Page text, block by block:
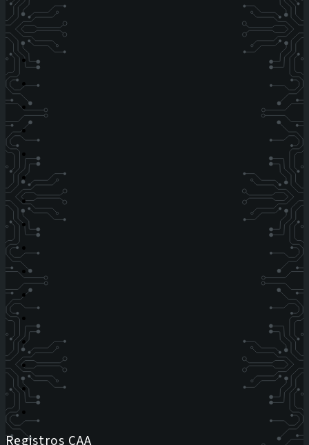
Registros CAA